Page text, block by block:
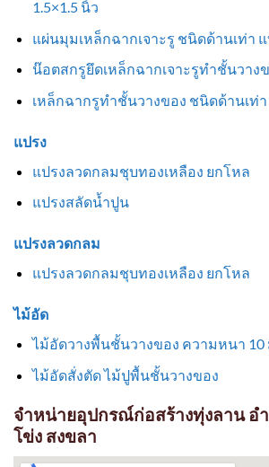
1.5×1.5 นิ้ว
แผ่นมุมเหล็กฉากเจาะรู ชนิดด้านเท่า
น๊อตสกรูยึดเหล็กฉากเจาะรูทำชั้นวาง
เหล็กฉากรูทำชั้นวางของ ชนิดด้านเท่า
แปรง
แปรงลวดกลมชุบทองเหลือง ยกโหล
แปรงสลัดน้ำปูน
แปรงลวดกลม
แปรงลวดกลมชุบทองเหลือง ยกโหล
ไม้อัด
ไม้อัดวางพื้นชั้นวางของ ความหนา 10
ไม้อัดสั่งตัด ไม้ปูพื้นชั้นวางของ
จำหน่ายอุปกรณ์ก่อสร้างทุ่งลาน อ
โข่ง สงขลา